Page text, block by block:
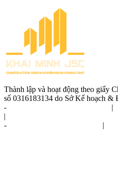
Thành lập và hoạt động theo giấy
số 0316183134 do Sở Kế hoạch &
-
|
|
-
|